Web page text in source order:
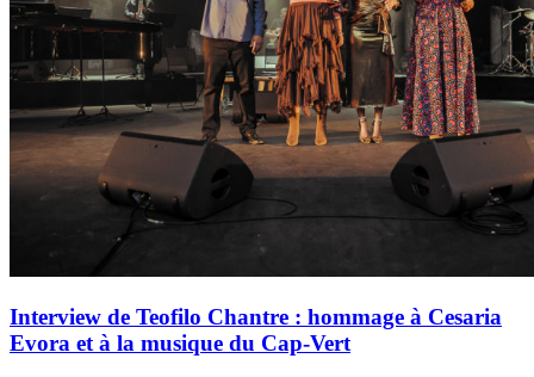
Interview de Teofilo Chantre : hommage à Cesaria
Evora et à la musique du Cap-Vert